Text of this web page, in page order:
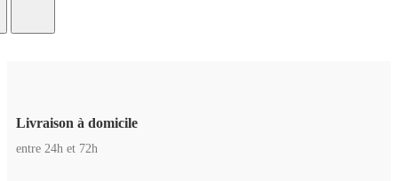
Livraison à domicile
entre 24h et 72h